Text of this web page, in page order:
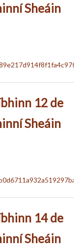
Sheáin
12 de
Sheáin
14 de
Sheáin